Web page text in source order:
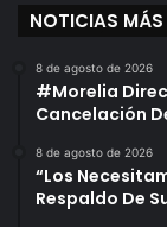
NOTICIAS MÁS
8 de agosto de 2026
#Morelia
Cancelación
8 de agosto de 2026
“Los
Respaldo De